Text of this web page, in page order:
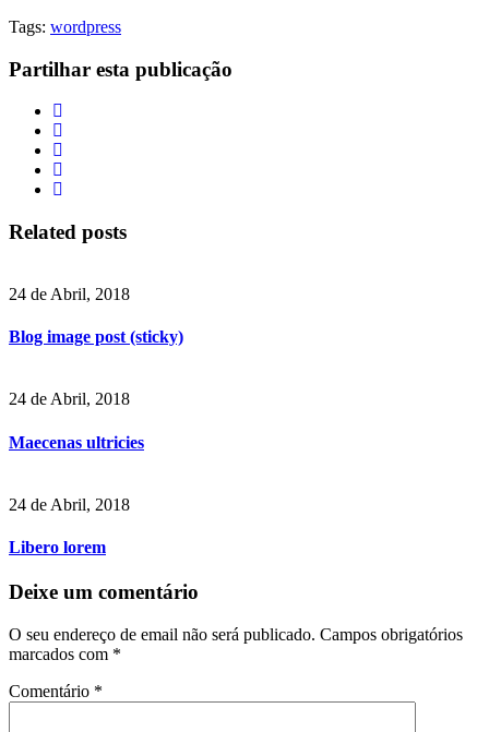
Tags: wordpress
Partilhar esta publicação
Related posts
24 de Abril, 2018
Blog image post (sticky)
24 de Abril, 2018
Maecenas ultricies
24 de Abril, 2018
Libero lorem
Deixe um comentário
O seu endereço de email não será publicado. Campos obrigatórios
marcados com *
Comentário *